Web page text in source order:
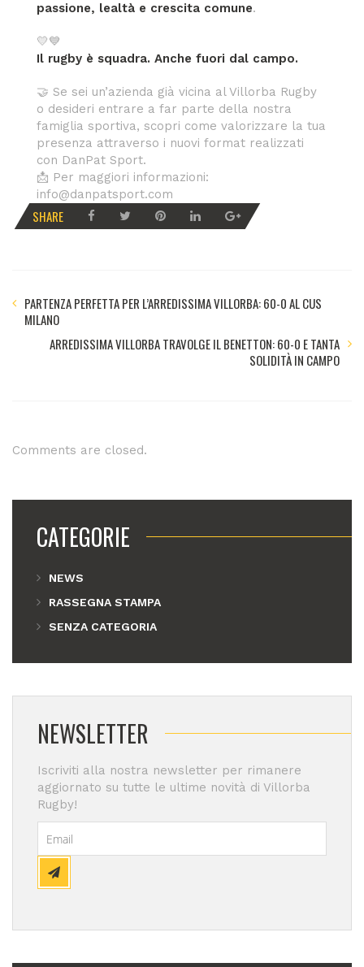
passione, lealtà e crescita comune.
💛💙
Il rugby è squadra. Anche fuori dal campo.
🤝 Se sei un’azienda già vicina al Villorba Rugby
o desideri entrare a far parte della nostra
famiglia sportiva, scopri come valorizzare la tua
presenza attraverso i nuovi format realizzati
con DanPat Sport.
📩 Per maggiori informazioni:
info@danpatsport.com
SHARE
PARTENZA PERFETTA PER L’ARREDISSIMA VILLORBA: 60-0 AL CUS
MILANO
ARREDISSIMA VILLORBA TRAVOLGE IL BENETTON: 60-0 E TANTA
SOLIDITÀ IN CAMPO
Comments are closed.
CATEGORIE
NEWS
RASSEGNA STAMPA
SENZA CATEGORIA
NEWSLETTER
Iscriviti alla nostra newsletter per rimanere
aggiornato su tutte le ultime novità di Villorba
Rugby!